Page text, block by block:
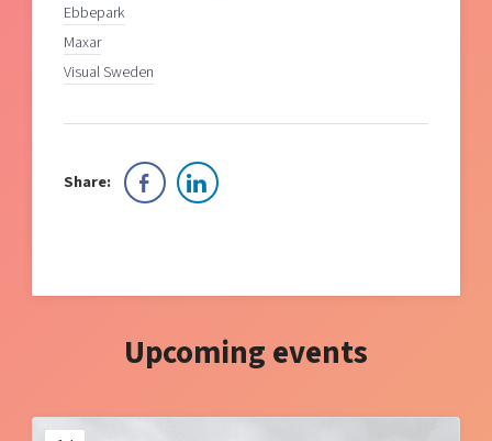
Ebbepark
Maxar
Visual Sweden
Share:
Upcoming events